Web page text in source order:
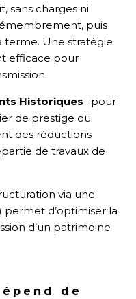
sans charges ni
puis
Une stratégie
efficace pour
Historiques : pour
de prestige ou
des réductions
de travaux de
via une
permet d’optimiser la
d’un patrimoine
de